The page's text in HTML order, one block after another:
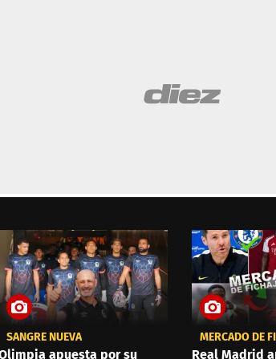
SANGRE NUEVA
apuesta por su
MERCADO DE
Real Madrid